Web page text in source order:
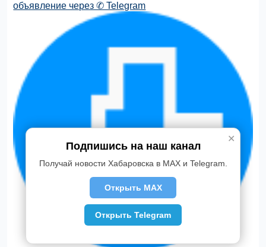
объявление через ✆ Telegram
✕
Подпишись на наш канал
Получай новости Хабаровска в MAX и Telegram.
Открыть MAX
Открыть Telegram